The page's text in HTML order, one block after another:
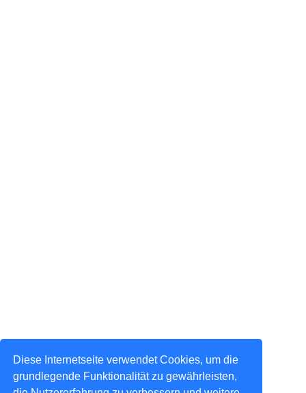
Diese Internetseite verwendet Cookies, um die
grundlegende Funktionalität zu gewährleisten,